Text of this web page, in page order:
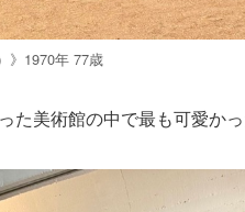
》1970年 77歳
美術館の中で最も可愛かっ